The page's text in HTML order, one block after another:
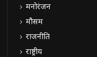
मनोरंजन
मौसम
राजनीति
राष्ट्रीय